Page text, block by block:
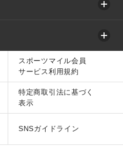
スポーツマイル会員
サービス利用規約
特定商取引法に基づく
表示
SNSガイドライン